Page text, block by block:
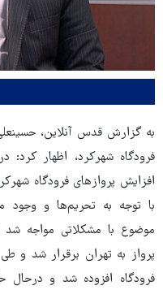
به گزارش قدس آنلاین،
فرودگاه شهرکرد، اظهار
افزایش پروازهای فرودگاه
با توجه به تحریم‌ها و وجود
موضوع با مشکلاتی مواجه
پرواز به تهران برقرار شد و
فرودگاه افزوده شد و درحال